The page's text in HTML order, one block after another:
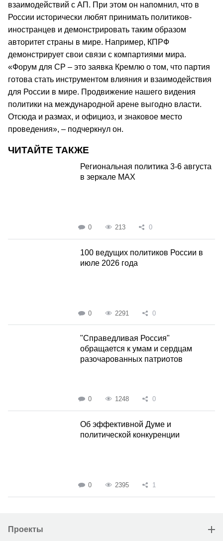
взаимодействий с АП. При этом он напомнил, что в
России исторически любят принимать политиков-
иностранцев и демонстрировать таким образом
авторитет страны в мире. Например, КПРФ
демонстрирует свои связи с компартиями мира.
«Форум для СР – это заявка Кремлю о том, что партия
готова стать инструментом влияния и взаимодействия
для России в мире. Продвижение нашего видения
политики на международной арене выгодно власти.
Отсюда и размах, и официоз, и знаковое место
проведения», – подчеркнул он.
ЧИТАЙТЕ ТАКЖЕ
Региональная политика 3-6 августа
в зеркале MAX
0 213 0
100 ведущих политиков России в
июле 2026 года
0 2291 0
"Справедливая Россия"
обращается к умам и сердцам
разочарованных патриотов
0 1248 0
Об эффективной Думе и
политической конкуренции
0 2395 1
Проекты